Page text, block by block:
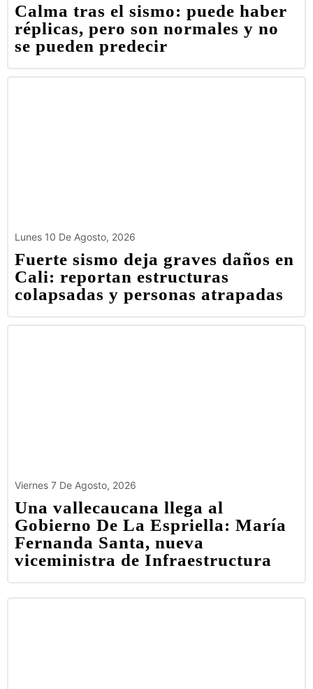
Calma tras el sismo: puede haber
réplicas, pero son normales y no
se pueden predecir
Lunes 10 De Agosto, 2026
Fuerte sismo deja graves daños en
Cali: reportan estructuras
colapsadas y personas atrapadas
Viernes 7 De Agosto, 2026
Una vallecaucana llega al
Gobierno De La Espriella: María
Fernanda Santa, nueva
viceministra de Infraestructura